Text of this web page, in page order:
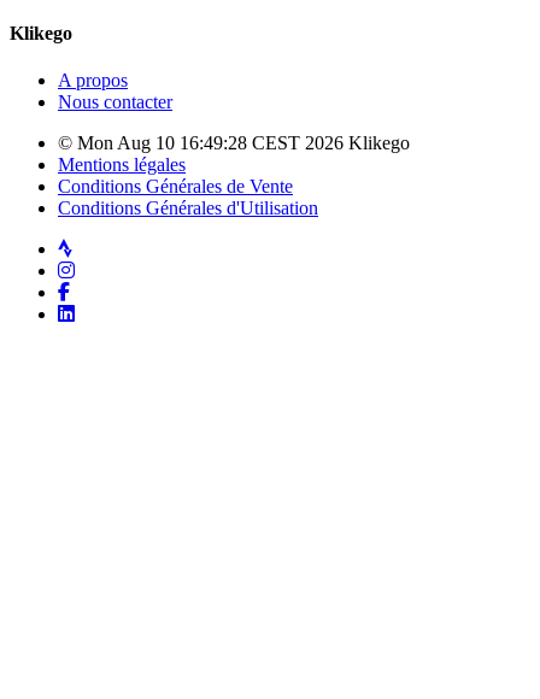
Klikego
A propos
Nous contacter
© Mon Aug 10 16:49:28 CEST 2026 Klikego
Mentions légales
Conditions Générales de Vente
Conditions Générales d'Utilisation
Strava
Instagram
Facebook
LinkedIn